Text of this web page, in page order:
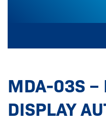
MDA-03S –
DISPLAY